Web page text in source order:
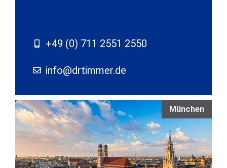
+49 (0) 711 2551 2550
info@drtimmer.de
München